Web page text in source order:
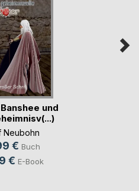
und
Neubohn
€ Buch
€ E-Book